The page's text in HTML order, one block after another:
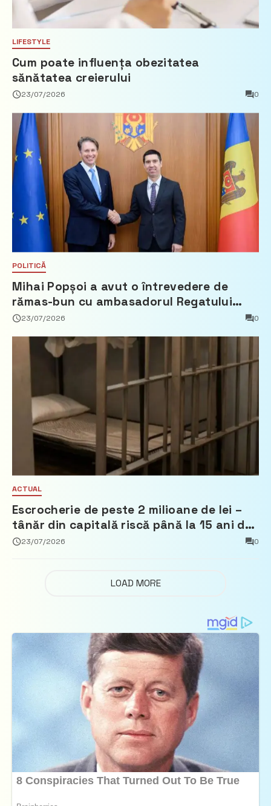
LIFESTYLE
Cum poate influența obezitatea
sănătatea creierului
23/07/2026 0
POLITICĂ
Mihai Popșoi a avut o întrevedere de
rămas-bun cu ambasadorul Regatului
Țărilor de Jos, Fred Duijn
23/07/2026 0
ACTUAL
Escrocherie de peste 2 milioane de lei –
tânăr din capitală riscă până la 15 ani de
închisoare
23/07/2026 0
LOAD MORE